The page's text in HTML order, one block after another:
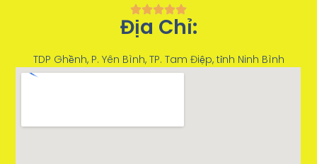
Địa Chỉ:
TDP Ghềnh, P. Yên Bình, TP. Tam Điệp, tỉnh Ninh Bình